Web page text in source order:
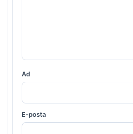
Ad
E-posta